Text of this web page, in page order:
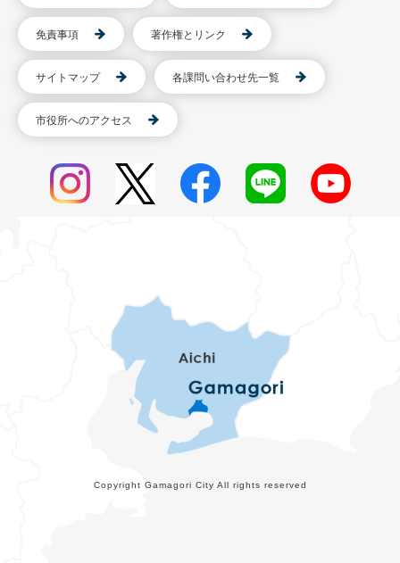
免責事項 著作権とリンク
サイトマップ 各課問い合わせ先一覧
市役所へのアクセス
Copyright Gamagori City All rights reserved